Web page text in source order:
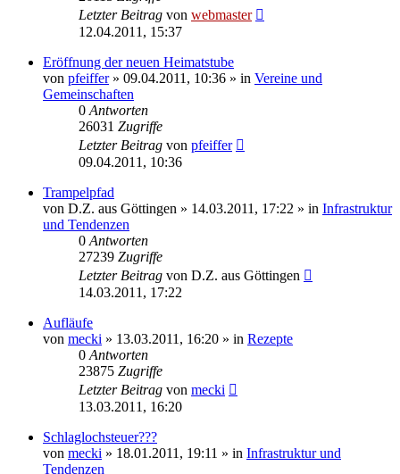
Letzter Beitrag von webmaster
12.04.2011, 15:37
Eröffnung der neuen Heimatstube
von pfeiffer» 09.04.2011, 10:36 » in Vereine und
Gemeinschaften
0 Antworten
26031 Zugriffe
Letzter Beitrag von pfeiffer
09.04.2011, 10:36
Trampelpfad
von D.Z. aus Göttingen » 14.03.2011, 17:22 » in Infrastruktur
und Tendenzen
0 Antworten
27239 Zugriffe
Letzter Beitrag von D.Z. aus Göttingen
14.03.2011, 17:22
Aufläufe
von mecki » 13.03.2011, 16:20 » in Rezepte
0 Antworten
23875 Zugriffe
Letzter Beitrag von mecki
13.03.2011, 16:20
Schlaglochsteuer???
von mecki » 18.01.2011, 19:11 » in Infrastruktur und
Tendenzen